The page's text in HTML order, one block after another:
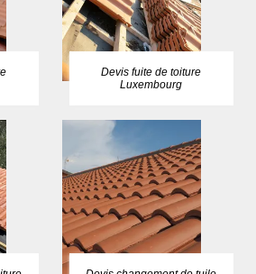
Devis fuite de toiture
Luxembourg